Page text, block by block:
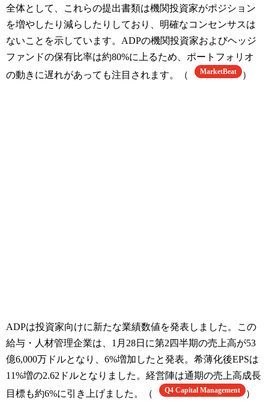
全体として、これらの提出書類は機関投資家がポジション
を増やしたり減らしたりしており、明確なコンセンサスは
ないことを示しています。ADPの機関投資家およびヘッジ
ファンドの保有比率は約80%に上るため、ポートフォリオ
の動きに遅れがあっても注目されます。（
MarketBeat ）
ADPは投資家向けに新たな業績数値を発表しました。この
給与・人材管理企業は、1月28日に第2四半期の売上高が53
億6,000万ドルとなり、6%増加したと発表。希薄化後EPSは
11%増の2.62ドルとなりました。経営陣は通期の売上高成長
目標も約6%に引き上げました。（
Q4 Capital Management ）